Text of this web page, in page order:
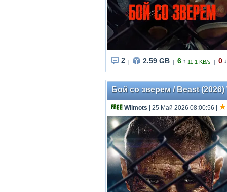
2 2.59 GB 6 ↑ 11.1 KB/s 0 ↓
Бой со зверем / Beast
Wilmots | 25 Май 2026 08:00:56